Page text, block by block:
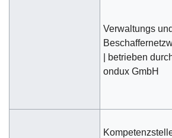
Verwaltungs und
| betrieben
ondux GmbH